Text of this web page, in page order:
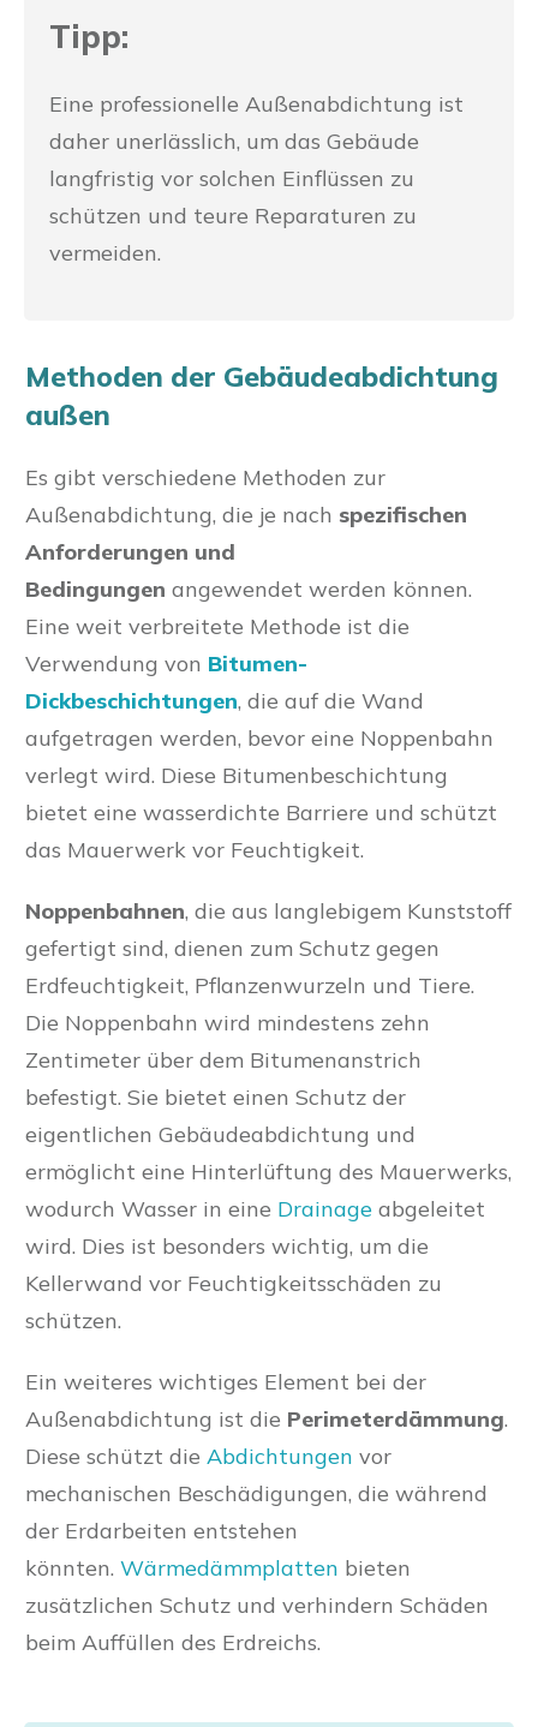
Tipp:
Eine professionelle Außenabdichtung ist
daher unerlässlich, um das Gebäude
langfristig vor solchen Einflüssen zu
schützen und teure Reparaturen zu
vermeiden.
Methoden der Gebäudeabdichtung
außen
Es gibt verschiedene Methoden zur
Außenabdichtung, die je nach spezifischen
Anforderungen und
Bedingungen angewendet werden können.
Eine weit verbreitete Methode ist die
Verwendung von Bitumen-
Dickbeschichtungen, die auf die Wand
aufgetragen werden, bevor eine Noppenbahn
verlegt wird. Diese Bitumenbeschichtung
bietet eine wasserdichte Barriere und schützt
das Mauerwerk vor Feuchtigkeit.
Noppenbahnen, die aus langlebigem Kunststoff
gefertigt sind, dienen zum Schutz gegen
Erdfeuchtigkeit, Pflanzenwurzeln und Tiere.
Die Noppenbahn wird mindestens zehn
Zentimeter über dem Bitumenanstrich
befestigt. Sie bietet einen Schutz der
eigentlichen Gebäudeabdichtung und
ermöglicht eine Hinterlüftung des Mauerwerks,
wodurch Wasser in eine Drainage abgeleitet
wird. Dies ist besonders wichtig, um die
Kellerwand vor Feuchtigkeitsschäden zu
schützen.
Ein weiteres wichtiges Element bei der
Außenabdichtung ist die Perimeterdämmung.
Diese schützt die Abdichtungen vor
mechanischen Beschädigungen, die während
der Erdarbeiten entstehen
könnten. Wärmedämmplatten bieten
zusätzlichen Schutz und verhindern Schäden
beim Auffüllen des Erdreichs.